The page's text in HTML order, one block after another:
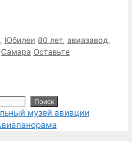
, Юбилеи Метки
80 лет, авиазавод,
Самара Оставьте
Поиск